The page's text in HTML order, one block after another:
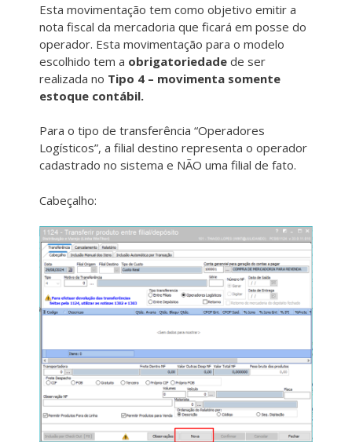
Esta movimentação tem como objetivo emitir a
nota fiscal da mercadoria que ficará em posse do
operador. Esta movimentação para o modelo
escolhido tem a obrigatoriedade de ser
realizada no Tipo 4 – movimenta somente
estoque contábil.
Para o tipo de transferência “Operadores
Logísticos”, a filial destino representa o operador
cadastrado no sistema e NÃO uma filial de fato.
Cabeçalho: